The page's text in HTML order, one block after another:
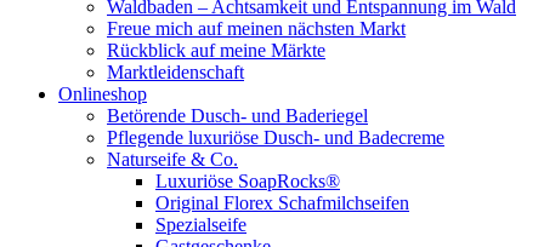
Waldbaden – Achtsamkeit und Entspannung im Wald
Freue mich auf meinen nächsten Markt
Rückblick auf meine Märkte
Marktleidenschaft
Onlineshop
Betörende Dusch- und Baderiegel
Pflegende luxuriöse Dusch- und Badecreme
Naturseife & Co.
Luxuriöse SoapRocks®
Original Florex Schafmilchseifen
Spezialseife